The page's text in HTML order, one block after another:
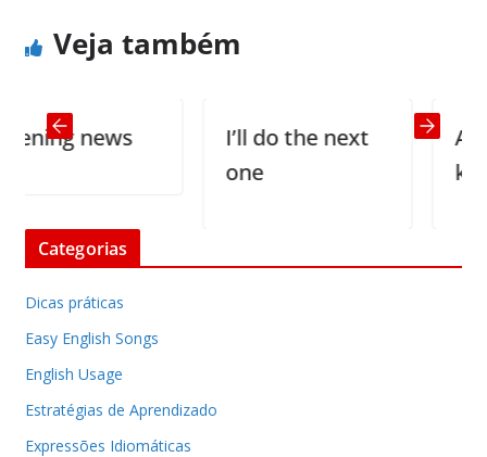
Veja também
news
I’ll do the next
At the
Categorias
Dicas práticas
Easy English Songs
English Usage
Estratégias de Aprendizado
Expressões Idiomáticas